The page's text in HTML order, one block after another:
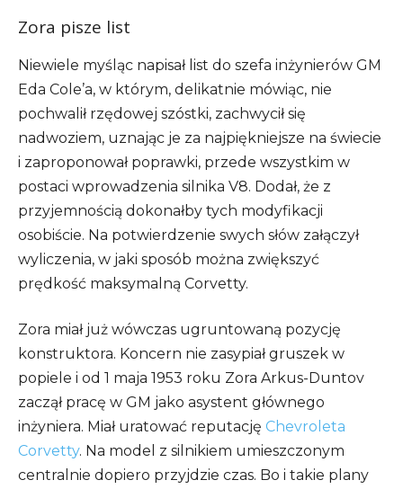
Zora pisze list
Niewiele myśląc napisał list do szefa inżynierów GM
Eda Cole’a, w którym, delikatnie mówiąc, nie
pochwalił rzędowej szóstki, zachwycił się
nadwoziem, uznając je za najpiękniejsze na świecie
i zaproponował poprawki, przede wszystkim w
postaci wprowadzenia silnika V8. Dodał, że z
przyjemnością dokonałby tych modyfikacji
osobiście. Na potwierdzenie swych słów załączył
wyliczenia, w jaki sposób można zwiększyć
prędkość maksymalną Corvetty.
Zora miał już wówczas ugruntowaną pozycję
konstruktora. Koncern nie zasypiał gruszek w
popiele i od 1 maja 1953 roku Zora Arkus-Duntov
zaczął pracę w GM jako asystent głównego
inżyniera. Miał uratować reputację Chevroleta
Corvetty. Na model z silnikiem umieszczonym
centralnie dopiero przyjdzie czas. Bo i takie plany